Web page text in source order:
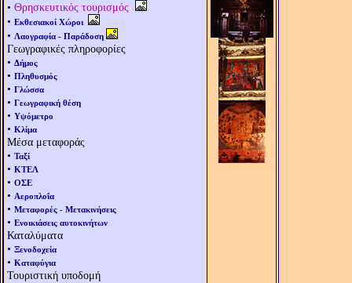
• Θρησκευτικός τουρισμός
• Εκθεσιακοί Χώροι
• Λαογραφία - Παράδοση
Γεωγραφικές πληροφορίες
• Δήμος
• Πληθυσμός
• Γλώσσα
• Γεωγραφική θέση
• Υψόμετρο
• Κλίμα
Μέσα μεταφοράς
• Ταξί
• ΚΤΕΛ
• ΟΣΕ
• Αεροπλοΐα
• Μεταφορές - Μετακινήσεις
• Ενοικιάσεις αυτοκινήτων
Καταλύματα
• Ξενοδοχεία
• Καταφύγια
Τουριστική υποδομή